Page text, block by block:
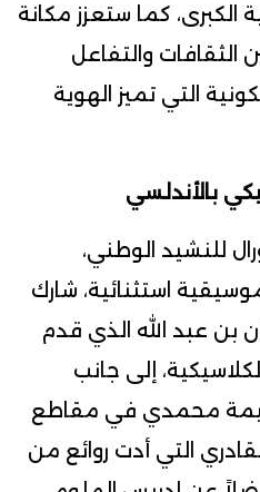
الكبرى، كما ستعزز مكانة
الثقافات والتفاعل
التي تميز الهوية
بالأندلسي
للنشيد الوطني،
استثنائية، شارك
بن عبد الله الذي قدم
إلى جانب
محمدي في مقاطع
التي أدت روائع من